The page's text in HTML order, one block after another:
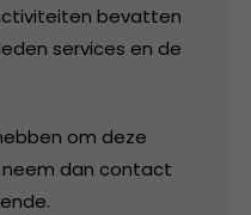
bevatten
services en de
om deze
dan contact